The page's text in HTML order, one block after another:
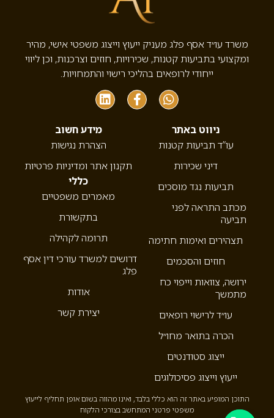
משרד עו״ד אסף פלג מעניק ייעוץ וייצוג משפטי אישי, מהיר
ומקצועי בתביעות קטנות, שכירויות, חוזים וצרכנות, וכן ליווי
ייחודי לרופאים בהליכי רישוי והתמחויות.
ניווט באתר
עו”ד תביעות קטנות
דיני שכירות
תביעות נגד מוסכים
מכתב התראה לפני
תביעה
תצהירים ואימות חתימה
חוזים והסכמים
ירושה, צוואות וייפוי כח
מתמשך
עו״ד לרישוי רופאים
הכרה בתואר מחו״ל
ייצוג סטודנטים
ייעוץ וייצוג פסיכולוגים
מידע חשוב
הצהרת נגישות
תקנון אתר ומדיניות פרטיות
כללי
מאמרים משפטיים
בתקשורת
תרומה לקהילה
דרושים למשרד עורכי דין אסף
פלג
אודות
יצירת קשר
התוכן המופיע באתר זה הוא כללי בלבד, ואינו מהווה בשום אופן תחליף לייעוץ
משפטי פרטני המתחשב בצורכי הלקוח